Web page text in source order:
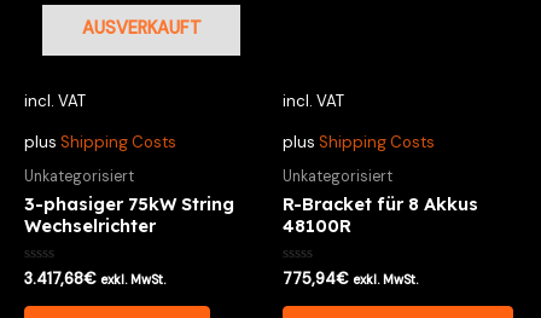
AUSVERKAUFT
incl. VAT
plus Shipping Costs
Unkategorisiert
3-phasiger 75kW String
Wechselrichter
Bewertet
mit
0
3.417,68€ exkl. MwSt.
incl. VAT
plus Shipping Costs
Unkategorisiert
R-Bracket für 8 Akkus
48100R
Bewertet
mit
0
775,94€ exkl. MwSt.